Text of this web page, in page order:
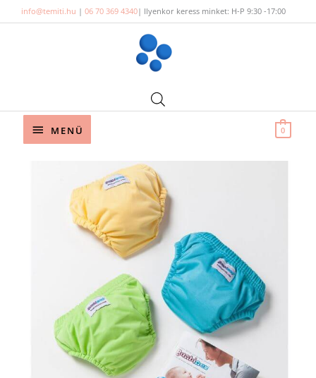
to
info@temiti.hu | 06 70 369 4340| Ilyenkor keress minket: H-P 9:30 -17:00
Below
MENÜ 0